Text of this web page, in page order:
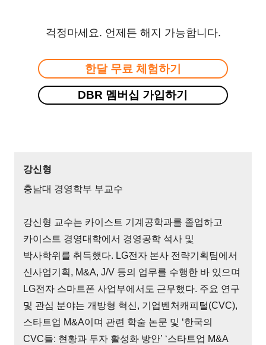
걱정마세요. 언제든 해지 가능합니다.
한달 무료 체험하기
DBR 멤버십 가입하기
강신형
충남대 경영학부 부교수
강신형 교수는 카이스트 기계공학과를 졸업하고
카이스트 경영대학에서 경영공학 석사 및
박사학위를 취득했다. LG전자 본사 전략기획팀에서
신사업기획, M&A, J/V 등의 업무를 수행한 바 있으며
LG전자 스마트폰 사업부에서도 근무했다. 주요 연구
및 관심 분야는 개방형 혁신, 기업벤처캐피털(CVC),
스타트업 M&A이며 관련 학술 논문 및 ‘한국의
CVC들: 현황과 투자 활성화 방안’ ‘스타트업 M&A